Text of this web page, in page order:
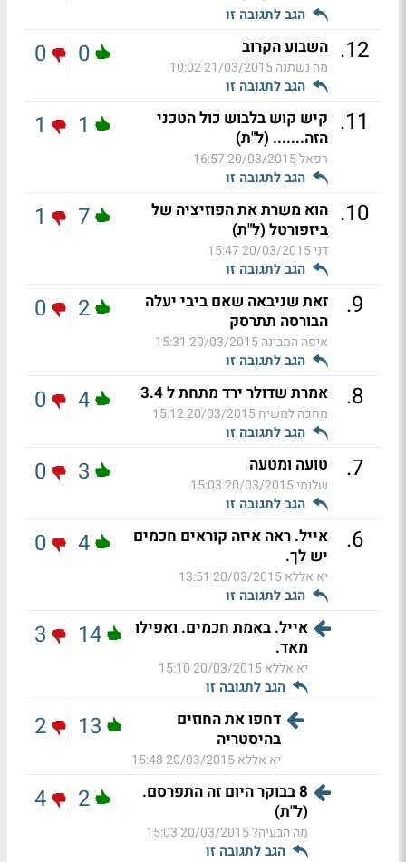
הגב לתגובה זו
12
. השבוע הקרוב
מה נשתנה21/03/2015 10:02
הגב לתגובה זו
0
0
11
. קיש קוש בלבוש כול הטכני
הזה....... (ל"ת)
רפאל20/03/2015 16:57
הגב לתגובה זו
1
1
10
. הוא משרת את הפוזיציה של
ביזפורטל (ל"ת)
דני20/03/2015 15:47
הגב לתגובה זו
7
1
9
.
זאת שניבאה שאם ביבי יעלה
הבורסה תתרסק
איפה המבינה20/03/2015 15:31
הגב לתגובה זו
2
0
8
. אמרת שדולר ירד מתחת ל 3.4
מחכה למשיח20/03/2015 15:12
הגב לתגובה זו
4
0
7
. טועה ומטעה
שלומי20/03/2015 15:03
הגב לתגובה זו
3
0
6
.
אייל. ראה איזה קוראים חכמים
יש לך.
יא אללא20/03/2015 13:51
הגב לתגובה זו
4
0
אייל. באמת חכמים. ואפילו
מאד.
יא אללא20/03/2015 15:10
הגב לתגובה זו
14
3
דחפו את החוזים
בהיסטריה
יא אללא20/03/2015 15:48
13
2
8 בבוקר היום זה התפרסם.
(ל"ת)
מה הבעיה?20/03/2015 15:03
הגב לתגובה זו
2
4